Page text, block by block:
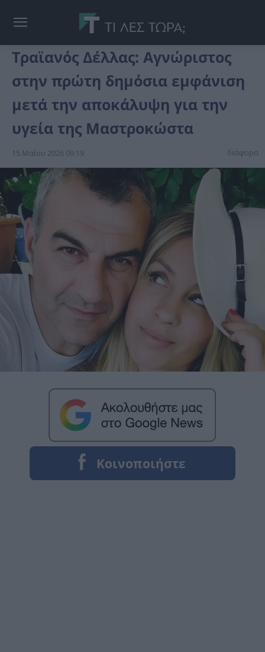
Τραϊανός Δέλλας: Αγνώριστος
στην πρώτη δημόσια εμφάνιση
μετά την αποκάλυψη για την
υγεία της Μαστροκώστα
15 Μαΐου 2026 09:19 διάφορα